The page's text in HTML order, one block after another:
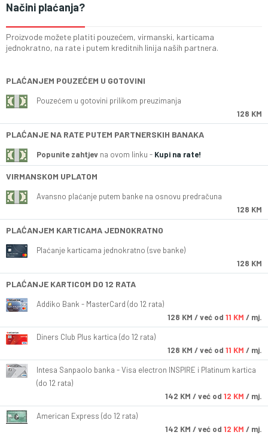
Načini plaćanja?
Proizvode možete platiti pouzećem, virmanski, karticama
jednokratno, na rate i putem kreditnih linija naših partnera.
PLAĆANJEM POUZEĆEM U GOTOVINI
Pouzećem u gotovini prilikom preuzimanja
128 KM
PLAĆANJE NA RATE PUTEM PARTNERSKIH BANAKA
Popunite zahtjev na ovom linku - Kupi na rate!
VIRMANSKOM UPLATOM
Avansno plaćanje putem banke na osnovu predračuna
128 KM
PLAĆANJEM KARTICAMA JEDNOKRATNO
Plaćanje karticama jednokratno (sve banke)
128 KM
PLAĆANJE KARTICOM DO 12 RATA
Addiko Bank - MasterCard (do 12 rata)
128 KM / već od 11 KM / mj.
Diners Club Plus kartica (do 12 rata)
128 KM / već od 11 KM / mj.
Intesa Sanpaolo banka - Visa electron INSPIRE i Platinum kartica
(do 12 rata)
142 KM / već od 12 KM / mj.
American Express (do 12 rata)
142 KM / već od 12 KM / mj.